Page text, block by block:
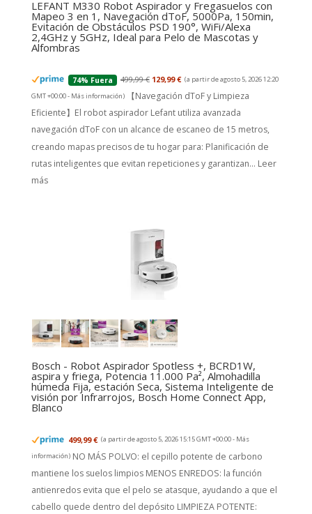
LEFANT M330 Robot Aspirador y Fregasuelos con
Mapeo 3 en 1, Navegación dToF, 5000Pa, 150min,
Evitación de Obstáculos PSD 190°, WiFi/Alexa
2,4GHz y 5GHz, Ideal para Pelo de Mascotas y
Alfombras
74% Fuera 499,99 € 129,99 € (a partir de agosto 5, 2026 12:20
GMT +00:00 - Más información)
【Navegación dToF y Limpieza
Eficiente】El robot aspirador Lefant utiliza avanzada
navegación dToF con un alcance de escaneo de 15 metros,
creando mapas precisos de tu hogar para: Planificación de
rutas inteligentes que evitan repeticiones y garantizan... Leer
más
Bosch - Robot Aspirador Spotless +, BCRD1W,
aspira y friega, Potencia 11.000 Pa², Almohadilla
húmeda Fija, estación Seca, Sistema Inteligente de
visión por Infrarrojos, Bosch Home Connect App,
Blanco
499,99 € (a partir de agosto 5, 2026 15:15 GMT +00:00 - Más
información) NO MÁS POLVO: el cepillo potente de carbono
mantiene los suelos limpios MENOS ENREDOS: la función
antienredos evita que el pelo se atasque, ayudando a que el
cabello quede dentro del depósito LIMPIEZA POTENTE: